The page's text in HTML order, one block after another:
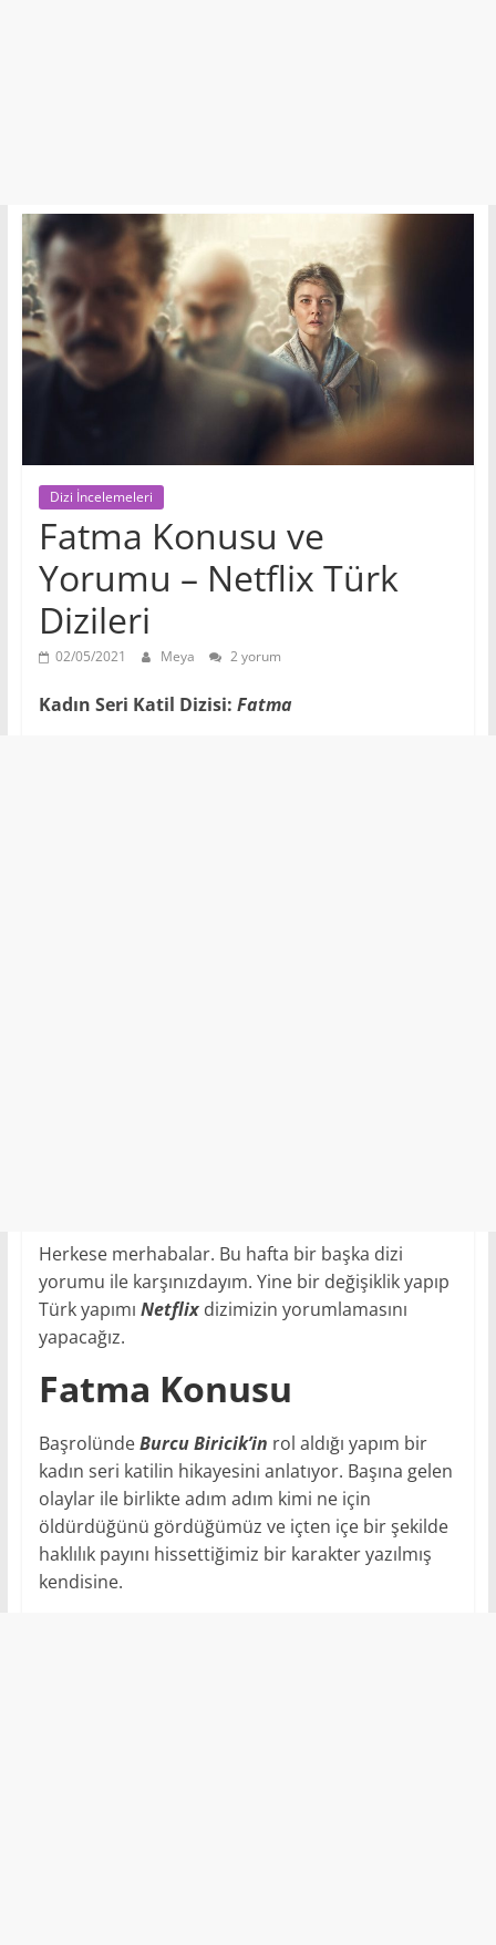
Dizi İncelemeleri
Fatma Konusu ve
Yorumu – Netflix Türk
Dizileri
02/05/2021 Meya 2 yorum
Kadın Seri Katil Dizisi: Fatma
Herkese merhabalar. Bu hafta bir başka dizi
yorumu ile karşınızdayım. Yine bir değişiklik yapıp
Türk yapımı Netflixdizimizin yorumlamasını
yapacağız.
Fatma Konusu
BaşrolündeBurcu Biricik’in rol aldığı yapım bir
kadın seri katilin hikayesini anlatıyor. Başına gelen
olaylar ile birlikte adım adım kimi ne için
öldürdüğünü gördüğümüz ve içten içe bir şekilde
haklılık payını hissettiğimiz bir karakter yazılmış
kendisine.